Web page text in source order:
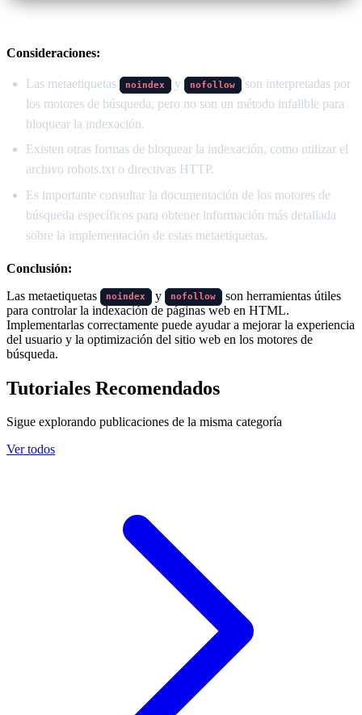
Consideraciones:
Las metaetiquetas noindex y nofollow son interpretadas por
los motores de búsqueda, pero no son un método infalible para
bloquear la indexación.
Existen otras formas de bloquear la indexación, como utilizar el
archivo robots.txt o directivas HTTP.
Es importante consultar la documentación de los motores de
búsqueda específicos para obtener información más detallada
sobre la implementación de estas metaetiquetas.
Conclusión:
Las metaetiquetas
noindex y nofollow son herramientas útiles
para controlar la indexación de páginas web en HTML.
Implementarlas correctamente puede ayudar a mejorar la experiencia
del usuario y la optimización del sitio web en los motores de
búsqueda.
Tutoriales Recomendados
Sigue explorando publicaciones de la misma categoría
Ver todos